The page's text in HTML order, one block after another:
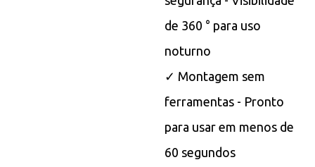
de 360 ​​° para uso
noturno
✓ Montagem sem
ferramentas - Pronto
para usar em menos de
60 segundos